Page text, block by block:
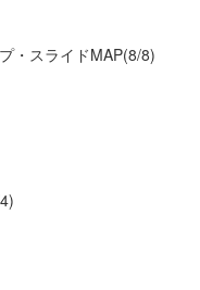
・スライドMAP(8/8)